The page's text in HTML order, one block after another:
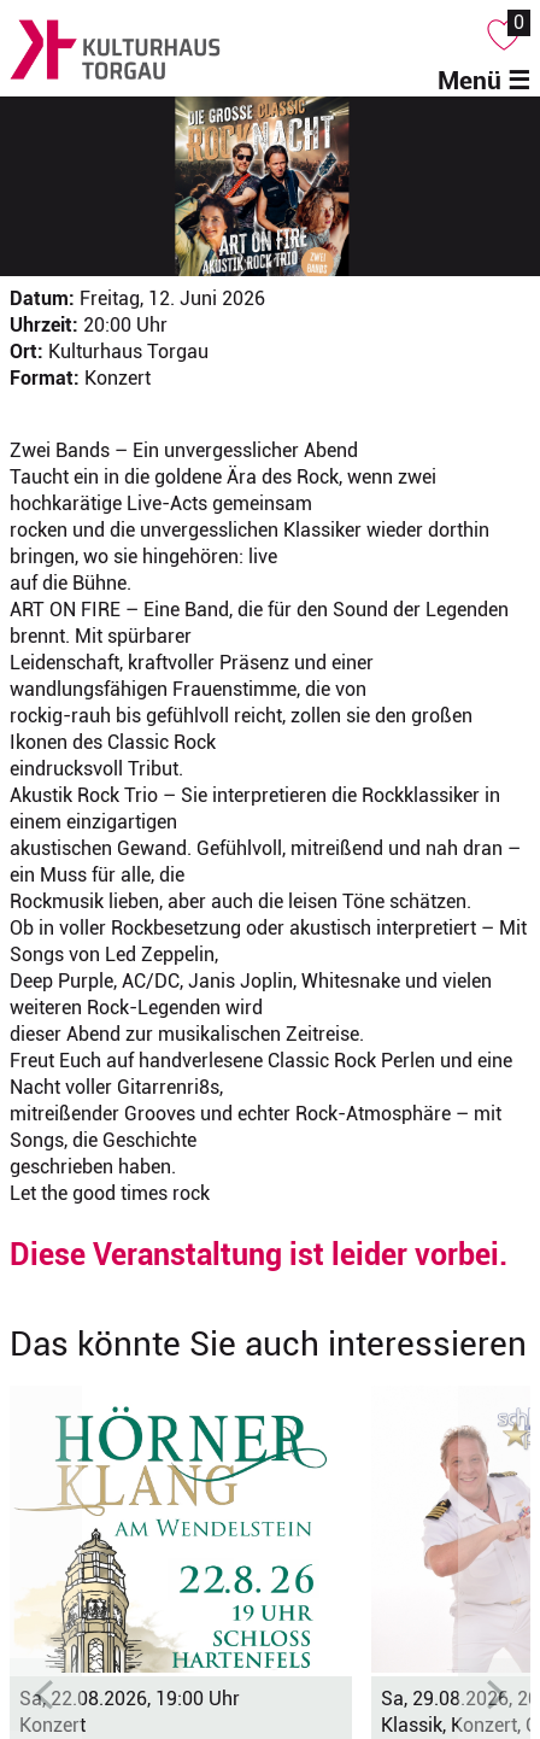
0
Menü ☰
Datum: Freitag, 12. Juni 2026
Uhrzeit: 20:00 Uhr
Ort: Kulturhaus Torgau
Format: Konzert
Zwei Bands – Ein unvergesslicher Abend
Taucht ein in die goldene Ära des Rock, wenn zwei
hochkarätige Live-Acts gemeinsam
rocken und die unvergesslichen Klassiker wieder dorthin
bringen, wo sie hingehören: live
auf die Bühne.
ART ON FIRE – Eine Band, die für den Sound der Legenden
brennt. Mit spürbarer
Leidenschaft, kraftvoller Präsenz und einer
wandlungsfähigen Frauenstimme, die von
rockig-rauh bis gefühlvoll reicht, zollen sie den großen
Ikonen des Classic Rock
eindrucksvoll Tribut.
Akustik Rock Trio – Sie interpretieren die Rockklassiker in
einem einzigartigen
akustischen Gewand. Gefühlvoll, mitreißend und nah dran –
ein Muss für alle, die
Rockmusik lieben, aber auch die leisen Töne schätzen.
Ob in voller Rockbesetzung oder akustisch interpretiert – Mit
Songs von Led Zeppelin,
Deep Purple, AC/DC, Janis Joplin, Whitesnake und vielen
weiteren Rock-Legenden wird
dieser Abend zur musikalischen Zeitreise.
Freut Euch auf handverlesene Classic Rock Perlen und eine
Nacht voller Gitarrenri8s,
mitreißender Grooves und echter Rock-Atmosphäre – mit
Songs, die Geschichte
geschrieben haben.
Let the good times rock
Diese Veranstaltung ist leider vorbei.
Das könnte Sie auch interessieren
Sa, 22.08.2026, 19:00 Uhr
Konzert
Sa, 29.08.2026,
Klassik, Konzert,